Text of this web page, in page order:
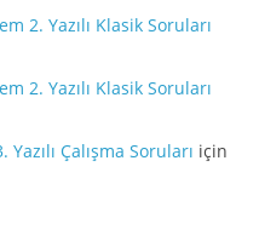
2. Yazılı Klasik Soruları
2. Yazılı Klasik Soruları
Çalışma Soruları için